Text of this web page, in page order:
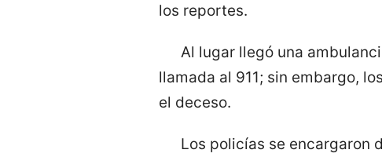
los reportes.
Al lugar llegó una
llamada al 911; sin embargo,
el deceso.
Los policías se encargaron